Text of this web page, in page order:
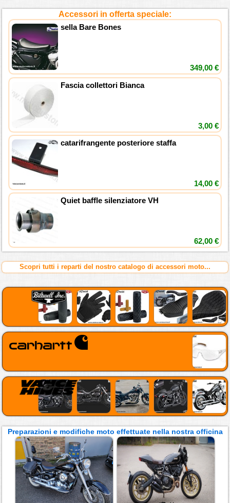
Accessori in offerta speciale:
sella Bare Bones
349,00 €
Fascia collettori Bianca
3,00 €
catarifrangente posteriore staffa
14,00 €
Quiet baffle silenziatore VH
62,00 €
Scopri tutti i reparti del nostro catalogo di accessori moto...
Preparazioni e modifiche moto effettuate nella nostra officina